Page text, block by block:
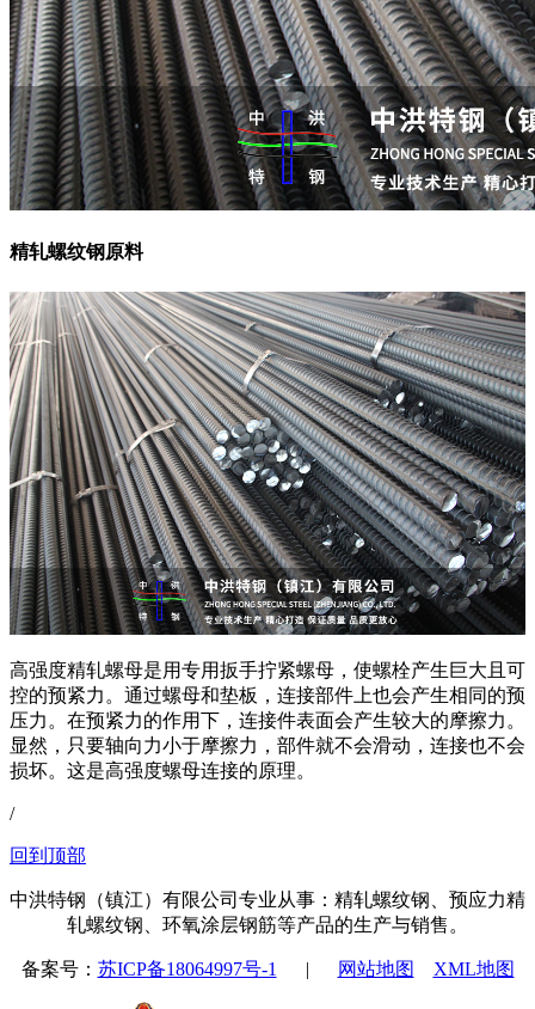
精轧螺纹钢原料
高强度精轧螺母是用专用扳手拧紧螺母，使螺栓产生巨大且可
控的预紧力。通过螺母和垫板，连接部件上也会产生相同的预
压力。在预紧力的作用下，连接件表面会产生较大的摩擦力。
显然，只要轴向力小于摩擦力，部件就不会滑动，连接也不会
损坏。这是高强度螺母连接的原理。
/
回到顶部
中洪特钢（镇江）有限公司专业从事：精轧螺纹钢、预应力精
轧螺纹钢、环氧涂层钢筋等产品的生产与销售。
备案号： 苏ICP备18064997号-1 | 网站地图 XML地图